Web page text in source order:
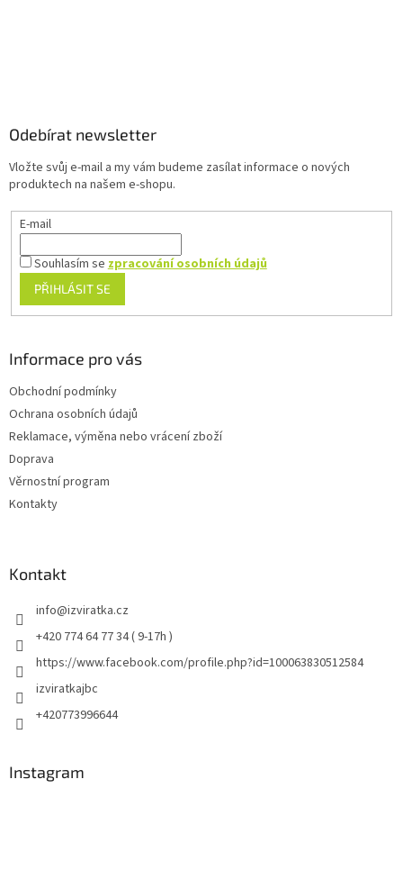
Odebírat newsletter
Vložte svůj e-mail a my vám budeme zasílat informace o nových
produktech na našem e-shopu.
E-mail
Souhlasím sezpracování osobních údajů
PŘIHLÁSIT SE
Informace pro vás
Obchodní podmínky
Ochrana osobních údajů
Reklamace, výměna nebo vrácení zboží
Doprava
Věrnostní program
Kontakty
Kontakt
info@izviratka.cz
+420 774 64 77 34 ( 9-17h )
https://www.facebook.com/profile.php?id=100063830512584
izviratkajbc
+420773996644
Instagram